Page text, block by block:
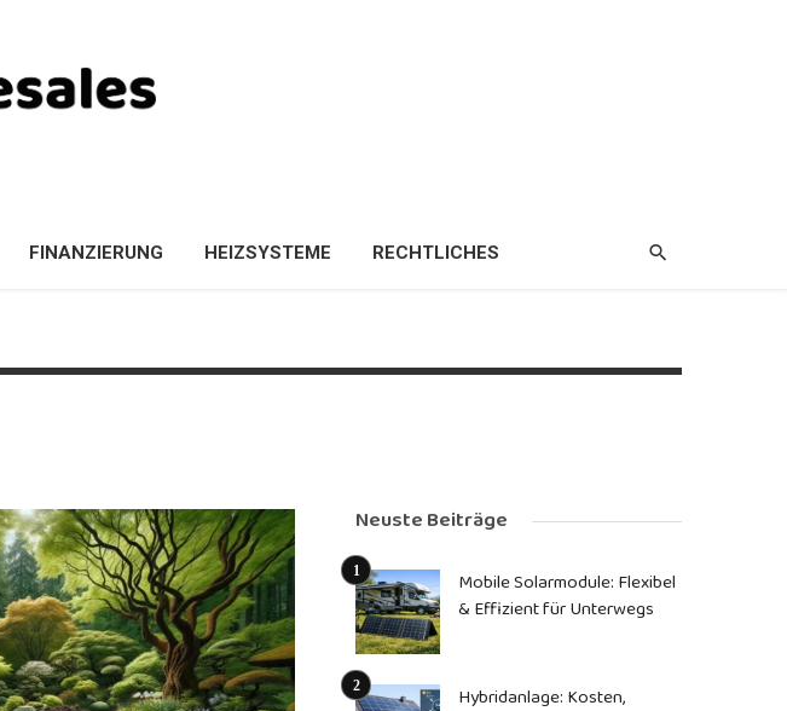
FINANZIERUNG HEIZSYSTEME RECHTLICHES
Neuste Beiträge
Mobile Solarmodule: Flexibel
& Effizient für Unterwegs
Hybridanlage: Kosten,